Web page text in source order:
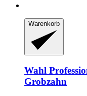
Warenkorb
Wahl
Grobzahn